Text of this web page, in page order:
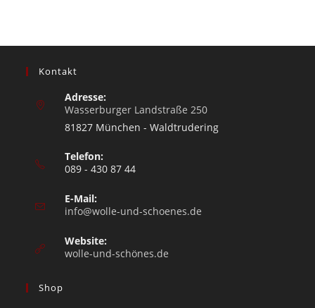
Kontakt
Adresse:
Wasserburger Landstraße 250
81827 München - Waldtrudering
Telefon:
089 - 430 87 44
E-Mail:
info@wolle-und-schoenes.de
Website:
wolle-und-schönes.de
Shop